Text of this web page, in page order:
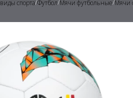
спорта/Футбол/Мячи футбольные/Мячи